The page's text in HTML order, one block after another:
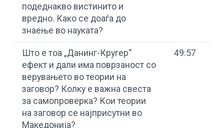
подеднакво вистинито и
вредно. Како се доаѓа до
знаење во науката?
Што е тоа „Данинг-Кругер“
ефект и дали има поврзаност со
верувањето во теории на
заговор? Колку е важна свеста
за самопроверка? Кои теории
на заговор се најприсутни во
Македонија?
49:57